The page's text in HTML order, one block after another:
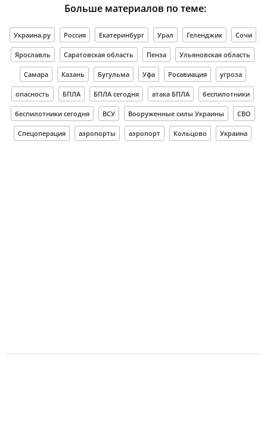
Больше материалов по теме:
Украина.ру Россия Екатеринбург Урал Геленджик Сочи
Ярославль Саратовская область Пенза Ульяновская область
Самара Казань Бугульма Уфа Росавиация угроза
опасность БПЛА БПЛА сегодня атака БПЛА беспилотники
беспилотники сегодня ВСУ Вооруженные силы Украины СВО
Спецоперация аэропорты аэропорт Кольцово Украина